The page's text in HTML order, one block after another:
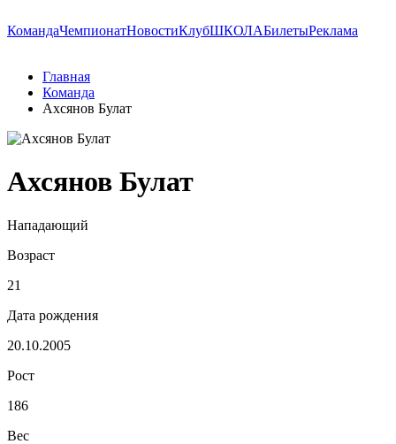
КомандаЧемпионатНовостиКлубШКОЛАБилетыРеклама
Главная
Команда
Ахсянов Булат
Ахсянов Булат
Нападающий
Возраст
21
Дата рождения
20.10.2005
Рост
186
Вес